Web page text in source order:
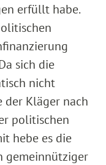
erfüllt habe.
sich die
nicht
der Kläger nach
politischen
hebe es die
gemeinnütziger